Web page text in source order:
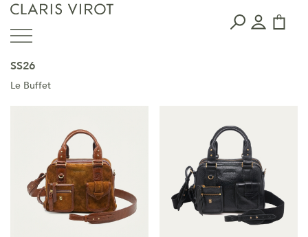
SS26
Le Buffet